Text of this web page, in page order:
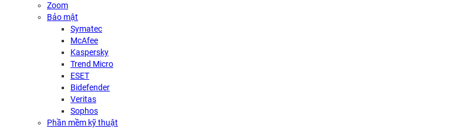
Zoom
Bảo mật
Symatec
McAfee
Kaspersky
Trend Micro
ESET
Bidefender
Veritas
Sophos
Phần mềm kỹ thuật